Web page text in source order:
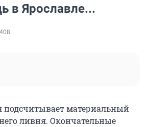
в Ярославле...
подсчитывает материальный
ливня. Окончательные